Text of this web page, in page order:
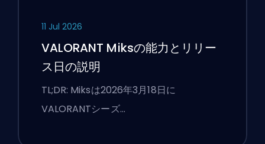
11 Jul 2026
VALORANT Miksの能力とリリー
ス日の説明
TL;DR: Miksは2026年3月18日に
VALORANTシーズ…